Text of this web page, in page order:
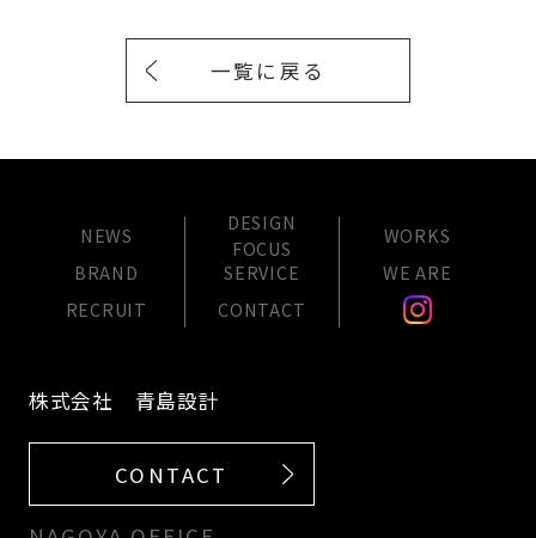
一覧に戻る
NEWS
DESIGN
FOCUS
WORKS
BRAND
SERVICE
WE ARE
RECRUIT
CONTACT
株式会社 青島設計
CONTACT